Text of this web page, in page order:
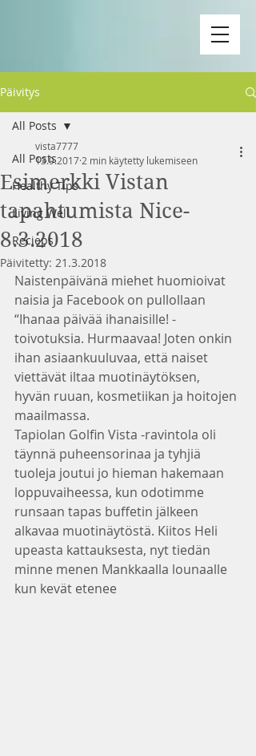
Päivitys
All Posts
Healthy Tips
Living Well
Recieps
All Posts
Esimerkki Vistan
tapahtumista Nice-
8.3.2018
vista7777
13.9.2017 2 min käytetty lukemiseen
Päivitetty: 21.3.2018
Naistenpäivänä miehet huomioivat
naisia ja Facebook on pullollaan
“Ihanaa päivää ihanaisille! -
toivotuksia. Hurmaavaa! Joten onkin
ihan asiaankuuluvaa, että naiset
viettävät iltaa muotinäytöksen,
hyvän ruuan, kosmetiikan ja hoitojen
maailmassa.
Tapiolan Golfin Vista -ravintola oli
täynnä puheensorinaa ja tyhjiä
tuoleja joutui jo hieman hakemaan
loppuvaiheessa, kun odotimme
runsaan tapas buffetin jälkeen
alkavaa muotinäytöstä. Kiitos Heli
upeasta kattauksesta, nyt tiedän
minne menen Mankkaalla lounaalle
kun kevät etenee